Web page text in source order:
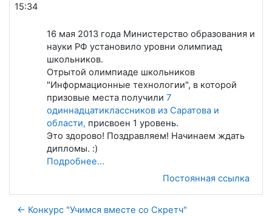
15:34
16 мая 2013 года Министерство образования и
науки РФ установило уровни олимпиад
школьников.
Отрытой олимпиаде школьников
"Информационные технологии", в которой
призовые места получили 7
одиннадцатиклассников из Саратова и
области, присвоен 1 уровень.
Это здорово! Поздравляем! Начинаем ждать
дипломы. :)
Подробнее...
Постоянная ссылка
← Конкурс "Учимся вместе со Скретч"